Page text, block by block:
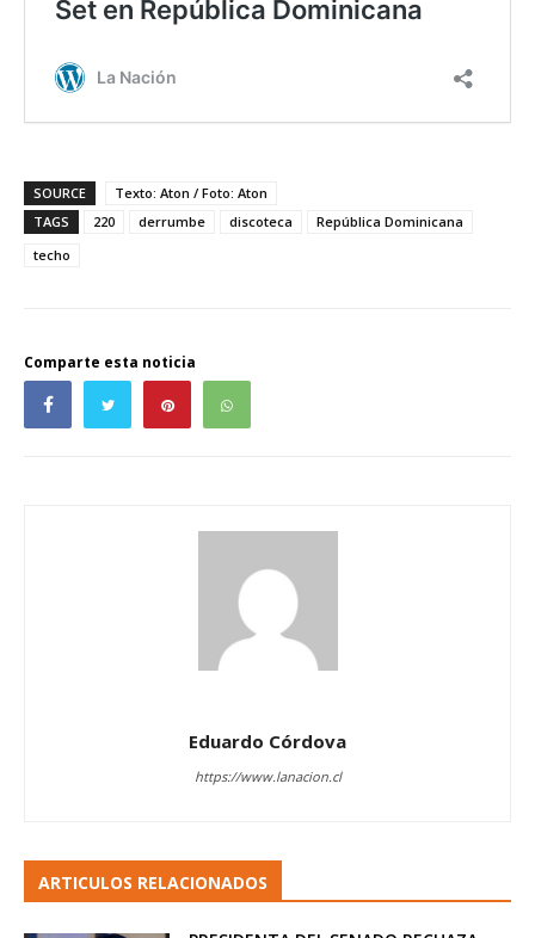
SOURCE
Texto: Aton / Foto: Aton
TAGS
220 derrumbe discoteca
República Dominicana
techo
Comparte esta noticia
Eduardo Córdova
https://www.lanacion.cl
ARTICULOS RELACIONADOS